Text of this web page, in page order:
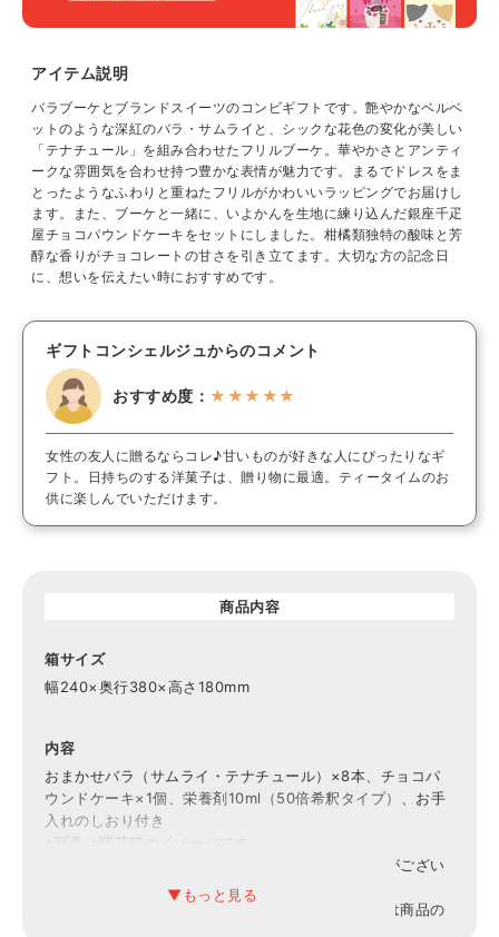
アイテム説明
バラブーケとブランドスイーツのコンビギフトです。艶やかなベルベ
ットのような深紅のバラ・サムライと、シックな花色の変化が美しい
「テナチュール」を組み合わせたフリルブーケ。華やかさとアンティ
ークな雰囲気を合わせ持つ豊かな表情が魅力です。まるでドレスをま
とったようなふわりと重ねたフリルがかわいいラッピングでお届けし
ます。また、ブーケと一緒に、いよかんを生地に練り込んだ銀座千疋
屋チョコパウンドケーキをセットにしました。柑橘類独特の酸味と芳
醇な香りがチョコレートの甘さを引き立てます。大切な方の記念日
に、想いを伝えたい時におすすめです。
ギフトコンシェルジュからのコメント
おすすめ度： ★★★★★
女性の友人に贈るならコレ♪甘いものが好きな人にぴったりなギ
フト。日持ちのする洋菓子は、贈り物に最適。ティータイムのお
供に楽しんでいただけます。
商品内容
箱サイズ
幅240×奥行380×高さ180mm
内容
おまかせバラ（サムライ・テナチュール）×8本、チョコパ
ウンドケーキ×1個、栄養剤10ml（50倍希釈タイプ）、お手
入れのしおり付き
※写真は開花時のイメージです。
※植物につき、色・形・大きさに個体差がある場合がござい
※メーカーの都合により、予告なくパッケージまたは商品の